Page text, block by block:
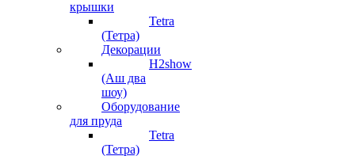
крышки
Tetra
(Тетра)
Декорации
H2show
(Аш два
шоу)
Оборудование
для пруда
Tetra
(Тетра)